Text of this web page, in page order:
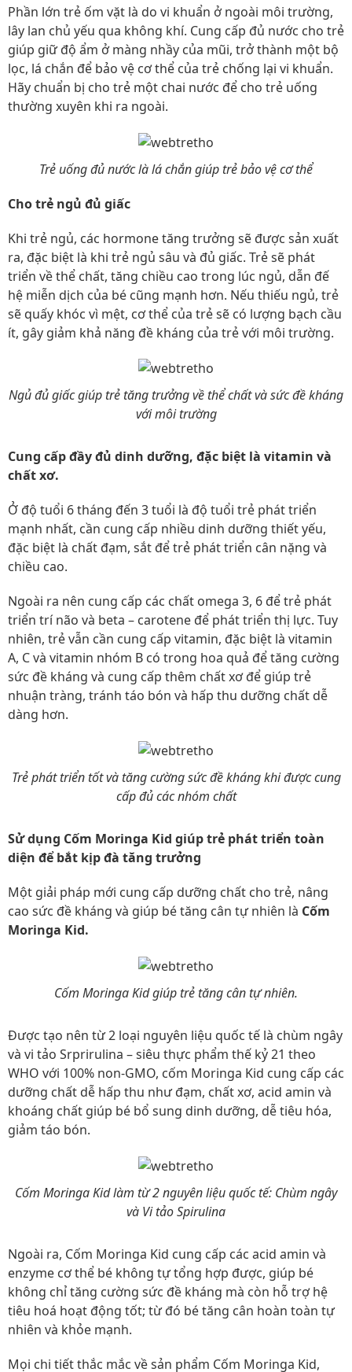
Phần lớn trẻ ốm vặt là do vi khuẩn ở ngoài môi trường,
lây lan chủ yếu qua không khí. Cung cấp đủ nước cho trẻ
giúp giữ độ ẩm ở màng nhầy của mũi, trở thành một bộ
lọc, lá chắn để bảo vệ cơ thể của trẻ chống lại vi khuẩn.
Hãy chuẩn bị cho trẻ một chai nước để cho trẻ uống
thường xuyên khi ra ngoài.
Trẻ uống đủ nước là lá chắn giúp trẻ bảo vệ cơ thể
Cho trẻ ngủ đủ giấc
Khi trẻ ngủ, các hormone tăng trưởng sẽ được sản xuất
ra, đặc biệt là khi trẻ ngủ sâu và đủ giấc. Trẻ sẽ phát
triển về thể chất, tăng chiều cao trong lúc ngủ, dẫn đế
hệ miễn dịch của bé cũng mạnh hơn. Nếu thiếu ngủ, trẻ
sẽ quấy khóc vì mệt, cơ thể của trẻ sẽ có lượng bạch cầu
ít, gây giảm khả năng đề kháng của trẻ với môi trường.
Ngủ đủ giấc giúp trẻ tăng trưởng về thể chất và sức đề kháng
với môi trường
Cung cấp đầy đủ dinh dưỡng, đặc biệt là vitamin và
chất xơ.
Ở độ tuổi 6 tháng đến 3 tuổi là độ tuổi trẻ phát triển
mạnh nhất, cần cung cấp nhiều dinh dưỡng thiết yếu,
đặc biệt là chất đạm, sắt để trẻ phát triển cân nặng và
chiều cao.
Ngoài ra nên cung cấp các chất omega 3, 6 để trẻ phát
triển trí não và beta – carotene để phát triển thị lực. Tuy
nhiên, trẻ vẫn cần cung cấp vitamin, đặc biệt là vitamin
A, C và vitamin nhóm B có trong hoa quả để tăng cường
sức đề kháng và cung cấp thêm chất xơ để giúp trẻ
nhuận tràng, tránh táo bón và hấp thu dưỡng chất dễ
dàng hơn.
Trẻ phát triển tốt và tăng cường sức đề kháng khi được cung
cấp đủ các nhóm chất
Sử dụng Cốm Moringa Kid giúp trẻ phát triển toàn
diện để bắt kịp đà tăng trưởng
Một giải pháp mới cung cấp dưỡng chất cho trẻ, nâng
cao sức đề kháng và giúp bé tăng cân tự nhiên là Cốm
Moringa Kid.
Cốm Moringa Kid giúp trẻ tăng cân tự nhiên.
Được tạo nên từ 2 loại nguyên liệu quốc tế là chùm ngây
và vi tảo Srprirulina – siêu thực phẩm thế kỷ 21 theo
WHO với 100% non-GMO, cốm Moringa Kid cung cấp các
dưỡng chất dễ hấp thu như đạm, chất xơ, acid amin và
khoáng chất giúp bé bổ sung dinh dưỡng, dễ tiêu hóa,
giảm táo bón.
Cốm Moringa Kid làm từ 2 nguyên liệu quốc tế: Chùm ngây
và Vi tảo Spirulina
Ngoài ra, Cốm Moringa Kid cung cấp các acid amin và
enzyme cơ thể bé không tự tổng hợp được, giúp bé
không chỉ tăng cường sức đề kháng mà còn hỗ trợ hệ
tiêu hoá hoạt động tốt; từ đó bé tăng cân hoàn toàn tự
nhiên và khỏe mạnh.
Mọi chi tiết thắc mắc về sản phẩm Cốm Moringa Kid,